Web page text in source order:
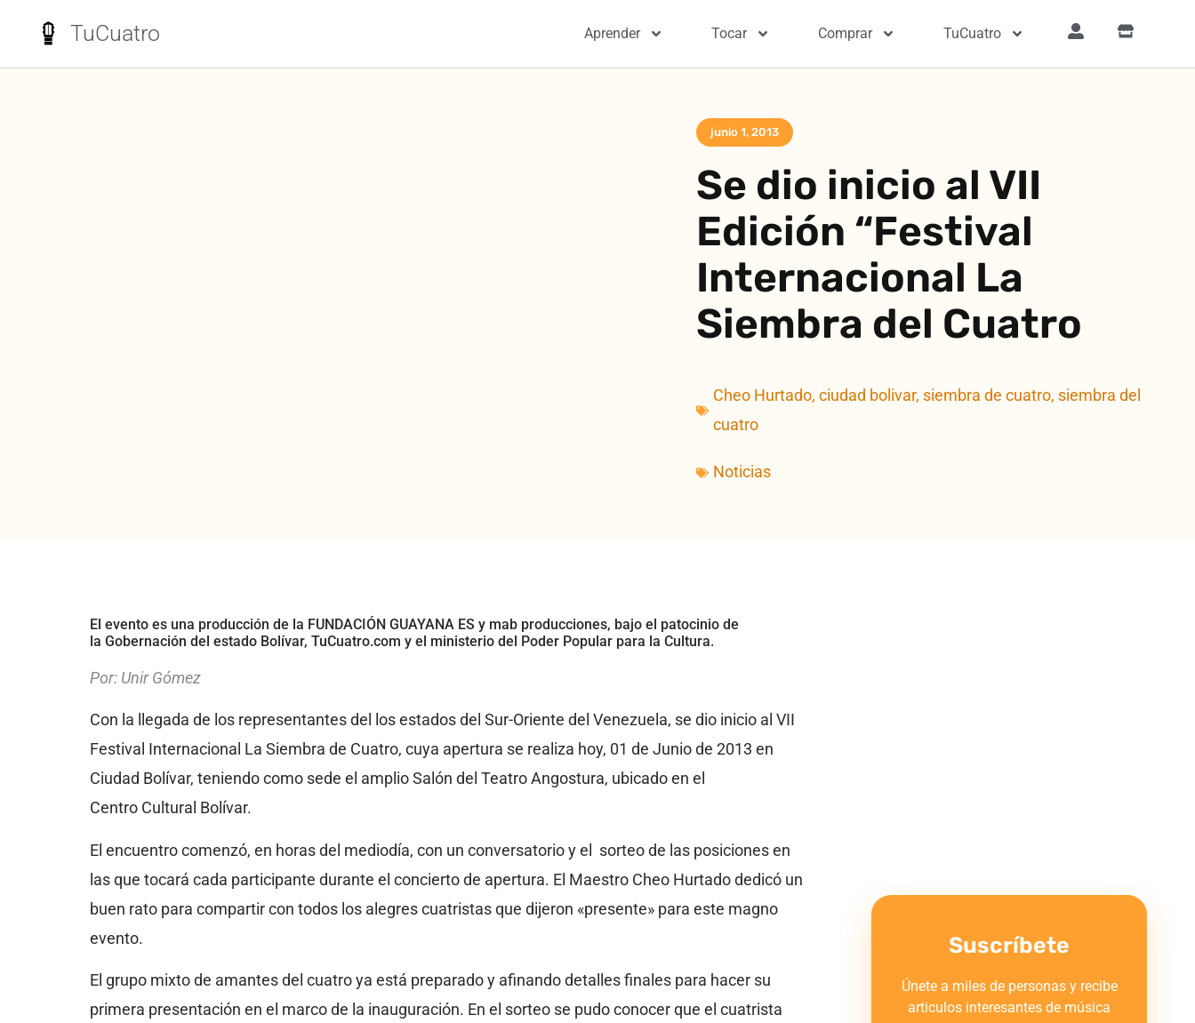
TuCuatro Aprender Tocar Comprar TuCuatro
junio 1, 2013
Se dio inicio al VII
Edición “Festival
Internacional La
Siembra del Cuatro
Cheo Hurtado, ciudad bolivar, siembra de cuatro, siembra del
cuatro
Noticias
El evento es una producción de la FUNDACIÓN GUAYANA ES y mab producciones, bajo el patocinio de
la Gobernación del estado Bolívar, TuCuatro.com y el ministerio del Poder Popular para la Cultura.
Por: Unir Gómez
Con la llegada de los representantes del los estados del Sur-Oriente del Venezuela, se dio inicio al VII
Festival Internacional La Siembra de Cuatro, cuya apertura se realiza hoy, 01 de Junio de 2013 en
Ciudad Bolívar, teniendo como sede el amplio Salón del Teatro Angostura, ubicado en el
Centro Cultural Bolívar.
El encuentro comenzó, en horas del mediodía, con un conversatorio y el sorteo de las posiciones en
las que tocará cada participante durante el concierto de apertura. El Maestro Cheo Hurtado dedicó un
buen rato para compartir con todos los alegres cuatristas que dijeron «presente» para este magno
evento.
El grupo mixto de amantes del cuatro ya está preparado y afinando detalles finales para hacer su
primera presentación en el marco de la inauguración. En el sorteo se pudo conocer que el cuatrista
Suscríbete
Únete a miles de personas y recibe
articulos interesantes de música